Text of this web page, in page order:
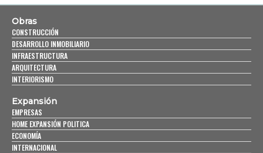
Obras
CONSTRUCCIÓN
DESARROLLO INMOBILIARIO
INFRAESTRUCTURA
ARQUITECTURA
INTERIORISMO
Expansión
EMPRESAS
HOME EXPANSIÓN POLITICA
ECONOMÍA
INTERNACIONAL